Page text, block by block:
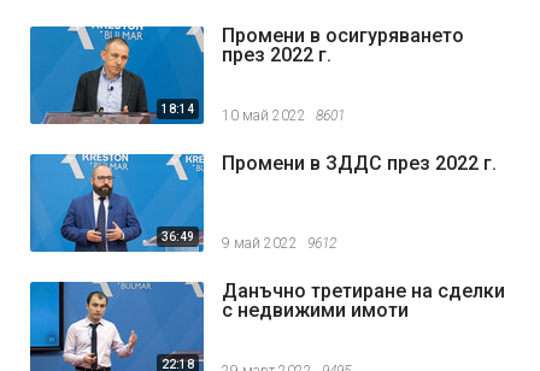
18:14
Промени в осигуряването
през 2022 г.
10 май 2022 8601
36:49
Промени в ЗДДС през 2022 г.
9 май 2022 9612
22:18
Данъчно третиране на сделки
с недвижими имоти